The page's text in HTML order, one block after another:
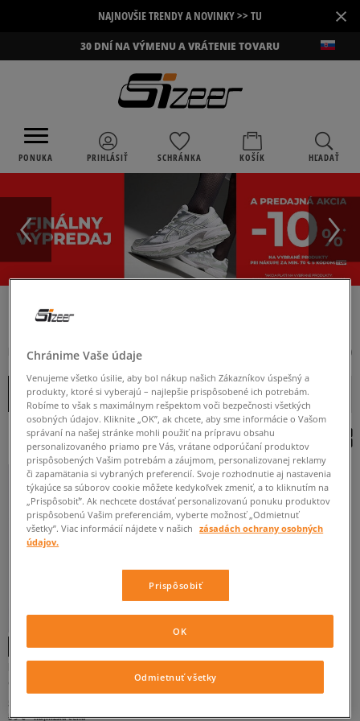
NAJNOVŠIE TRENDY A NOVINKY >> TU ×
30 DNÍ NA VÝMENU A VRÁTENIE TOVARU
PONUKA PRIHLÁSIŤ SCHRÁNKA KOŠÍK HĽADAŤ
SIZEER
NIKE BLAZER LOW )
ROZBALIŤ FILTRE Zoradiť
ZAČIATOČNÉ
OD DO
DÁMSKE
NIKE BLAZER LOW '77 VINTAGE
54 €
59 €-najnižšia cena
Chránime Vaše údaje
Venujeme všetko úsilie, aby bol nákup našich Zákazníkov úspešný a
produkty, ktoré si vyberajú – najlepšie prispôsobené ich potrebám.
Robíme to však s maximálnym rešpektom voči bezpečnosti všetkých
osobných údajov. Kliknite „OK”, ak chcete, aby sme informácie o Vašom
správaní na našej stránke mohli použiť na prípravu obsahu
personalizovaného priamo pre Vás, vrátane odporúčaní produktov
prispôsobených Vašim potrebám a záujmom, personalizovanej reklamy
či zapamätania si vybraných preferencií. Svoje rozhodnutie aj nastavenia
týkajúce sa súborov cookie môžete kedykoľvek zmeniť, a to kliknutím na
„Prispôsobiť”. Ak nechcete dostávať personalizovanú ponuku produktov
prispôsobenú Vašim preferenciám, vyberte možnosť „Odmietnuť
všetky”. Viac informácií nájdete v našich
zásadách ochrany osobných
údajov.
Prispôsobiť
Odmietnuť všetky
OK